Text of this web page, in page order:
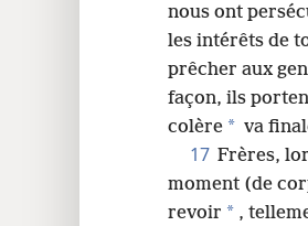
nous ont
les intérêts de
prêcher aux
façon, ils
colère * va
17 Frères,
moment (de
revoir * ,